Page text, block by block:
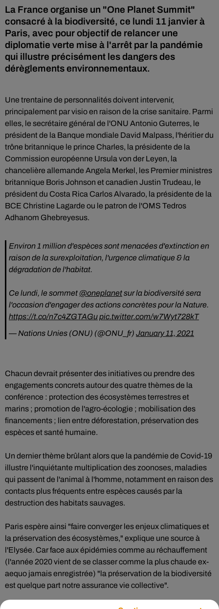
La France organise un "One Planet Summit"
consacré à la biodiversité, ce lundi 11 janvier à
Paris, avec pour objectif de relancer une
diplomatie verte mise à l'arrêt par la pandémie
qui illustre précisément les dangers des
dérèglements environnementaux.
Une trentaine de personnalités doivent intervenir,
principalement par visio en raison de la crise sanitaire. Parmi
elles, le secrétaire général de l'ONU Antonio Guterres, le
président de la Banque mondiale David Malpass, l'héritier du
trône britannique le prince Charles, la présidente de la
Commission européenne Ursula von der Leyen, la
chancelière allemande Angela Merkel, les Premier ministres
britannique Boris Johnson et canadien Justin Trudeau, le
président du Costa Rica Carlos Alvarado, la présidente de la
BCE Christine Lagarde ou le patron de l'OMS Tedros
Adhanom Ghebreyesus.
Environ 1 million d'espèces sont menacées d'extinction en
raison de la surexploitation, l'urgence climatique & la
dégradation de l'habitat.
Ce lundi, le sommet @oneplanetsur la biodiversité sera
l'occasion d'engager des actions concrètes pour la Nature.
https://t.co/n7c4ZGTAGupic.twitter.com/w7Wyt728kT
— Nations Unies (ONU) (@ONU_fr) January 11, 2021
Chacun devrait présenter des initiatives ou prendre des
engagements concrets autour des quatre thèmes de la
conférence : protection des écosystèmes terrestres et
marins ; promotion de l'agro-écologie ; mobilisation des
financements ; lien entre déforestation, préservation des
espèces et santé humaine.
Un dernier thème brûlant alors que la pandémie de Covid-19
illustre l'inquiétante multiplication des zoonoses, maladies
qui passent de l'animal à l'homme, notamment en raison des
contacts plus fréquents entre espèces causés par la
destruction des habitats sauvages.
Paris espère ainsi "faire converger les enjeux climatiques et
la préservation des écosystèmes," explique une source à
l'Elysée. Car face aux épidémies comme au réchauffement
(l'année 2020 vient de se classer comme la plus chaude ex-
aequo jamais enregistrée) "la préservation de la biodiversité
est quelque part notre assurance vie collective".